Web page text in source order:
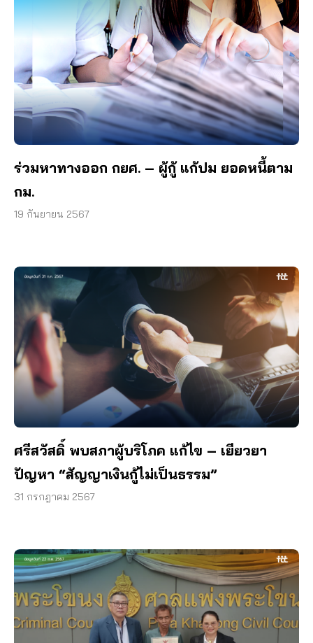
ร่วมหาทางออก กยศ. – ผู้กู้ แก้ปม ยอดหนี้ตาม
กม.
19 กันยายน 2567
ศรีสวัสดิ์ พบสภาผู้บริโภค แก้ไข – เยียวยา
ปัญหา “สัญญาเงินกู้ไม่เป็นธรรม”
31 กรกฎาคม 2567